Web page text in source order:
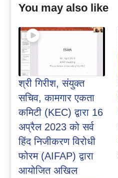
You may also like
श्री गिरीश, संयुक्त
सचिव, कामगार एकता
कमिटी (KEC) द्वारा 16
अप्रैल 2023 को सर्व
हिंद निजीकरण विरोधी
फोरम (AIFAP) द्वारा
आयोजित अखिल